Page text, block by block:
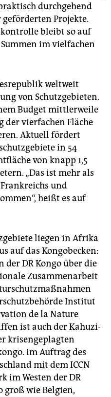
durchgehend
Projekte.
bleibt so auf
im vielfachen
weltweit
von Schutzgebieten.
Budget mittlerweile
der vierfachen Fläche
Aktuell fördert
in 54
von knapp 1,5
„Das ist mehr als
und
heißt es auf
liegen in Afrika
auf das Kongobecken:
DR Kongo über die
Zusammenarbeit
Institut
de la Nature
ist auch der Kahuzi-
krisengeplagten
Im Auftrag des
mit dem ICCN
im Westen der DR
groß wie Belgien,